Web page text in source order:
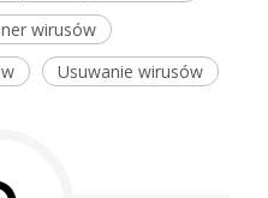
wirusów
Usuwanie wirusów